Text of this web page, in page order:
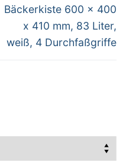
Nächster
Beitrag:
Bäckerkiste 600 x 400
x 410 mm, 83 Liter,
weiß, 4 Durchfaßgriffe